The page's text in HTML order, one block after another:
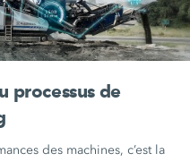
processus de
des machines, c’est la